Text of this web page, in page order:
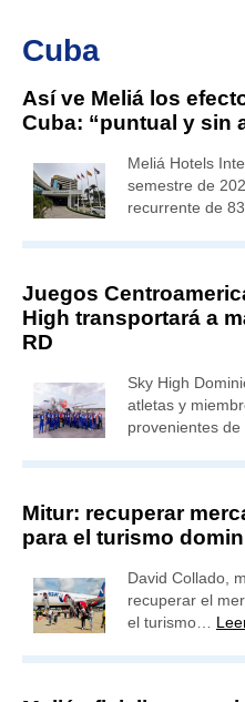
Cuba
Así ve Meliá los
Cuba: “puntual y sin
Meliá Hotels
semestre de
recurrente de
Juegos
High transportará a
RD
Sky High
atletas y
provenientes
Mitur: recuperar
para el turismo
David Collado,
recuperar el
el turismo…